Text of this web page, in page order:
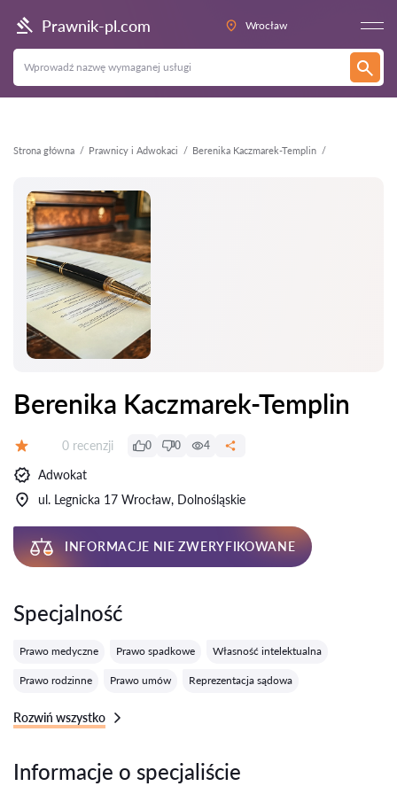
Prawnik-pl.com Wrocław
Strona główna Prawnicy i Adwokaci Berenika Kaczmarek-Templin
Wstecz
Berenika Kaczmarek-Templin
Recenzji:
0 recenzji 0 0 4
Adwokat
ul. Legnicka 17 Wrocław, Dolnośląskie
INFORMACJE NIE ZWERYFIKOWANE
Specjalność
Prawo medyczne Prawo spadkowe Własność intelektualna
Prawo rodzinne Prawo umów Reprezentacja sądowa
Rozwiń wszystko
Informacje o specjaliście